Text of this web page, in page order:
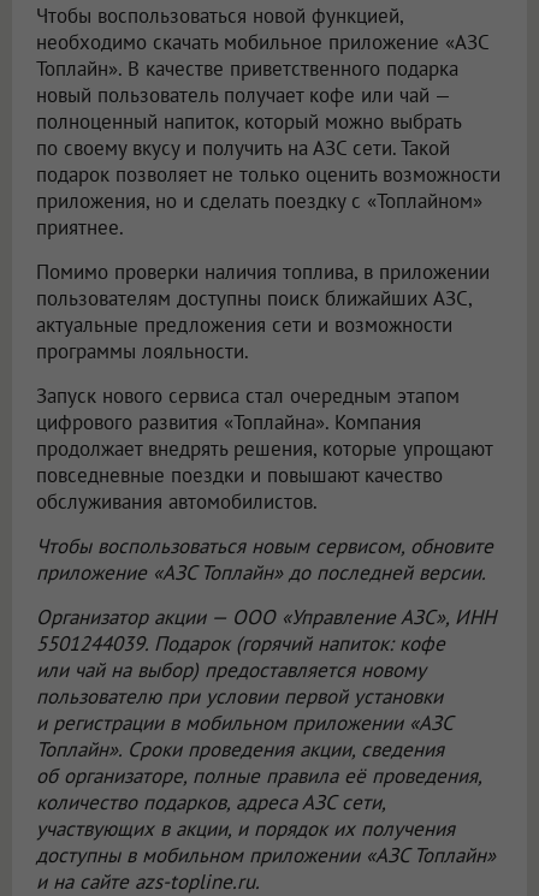
Чтобы воспользоваться новой функцией,
необходимо скачать мобильное приложение «АЗС
Топлайн». В качестве приветственного подарка
новый пользователь получает кофе или чай —
полноценный напиток, который можно выбрать
по своему вкусу и получить на АЗС сети. Такой
подарок позволяет не только оценить возможности
приложения, но и сделать поездку с «Топлайном»
приятнее.
Помимо проверки наличия топлива, в приложении
пользователям доступны поиск ближайших АЗС,
актуальные предложения сети и возможности
программы лояльности.
Запуск нового сервиса стал очередным этапом
цифрового развития «Топлайна». Компания
продолжает внедрять решения, которые упрощают
повседневные поездки и повышают качество
обслуживания автомобилистов.
Чтобы воспользоваться новым сервисом, обновите
приложение «АЗС Топлайн» до последней версии.
Организатор акции — ООО «Управление АЗС», ИНН
5501244039. Подарок (горячий напиток: кофе
или чай на выбор) предоставляется новому
пользователю при условии первой установки
и регистрации в мобильном приложении «АЗС
Топлайн». Сроки проведения акции, сведения
об организаторе, полные правила её проведения,
количество подарков, адреса АЗС сети,
участвующих в акции, и порядок их получения
доступны в мобильном приложении «АЗС Топлайн»
и на сайте azs-topline.ru.